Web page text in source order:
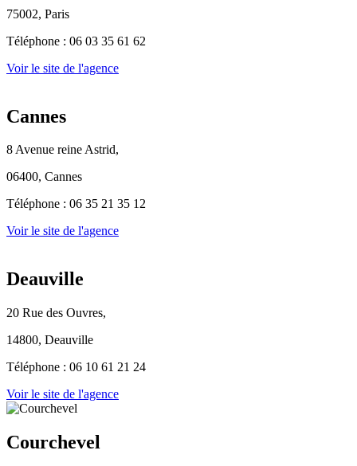
75002, Paris
Téléphone : 06 03 35 61 62
Voir le site de l'agence
Cannes
8 Avenue reine Astrid,
06400, Cannes
Téléphone : 06 35 21 35 12
Voir le site de l'agence
Deauville
20 Rue des Ouvres,
14800, Deauville
Téléphone : 06 10 61 21 24
Voir le site de l'agence
Courchevel